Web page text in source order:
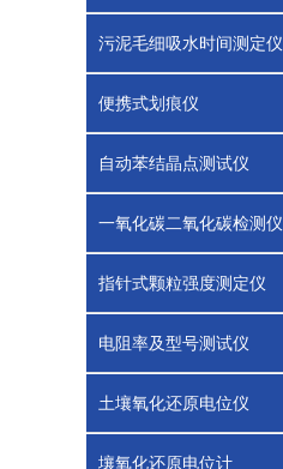
污泥毛细吸水时间测定仪
便携式划痕仪
自动苯结晶点测试仪
一氧化碳二氧化碳检测仪
指针式颗粒强度测定仪
电阻率及型号测试仪
土壤氧化还原电位仪
壤氧化还原电位计